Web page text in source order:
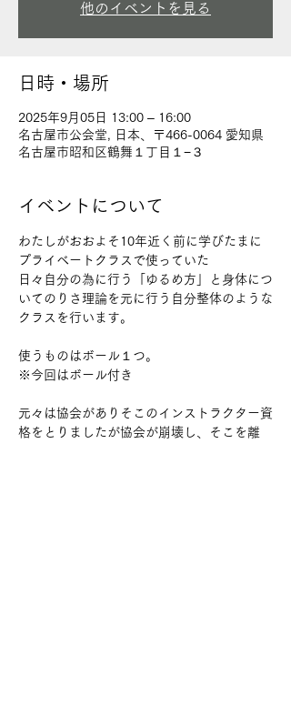
他のイベントを見る
日時・場所
2025年9月05日 13:00 – 16:00
名古屋市公会堂, 日本、〒466-0064 愛知県
名古屋市昭和区鶴舞１丁目１−３
イベントについて
わたしがおおよそ10年近く前に学びたまに
プライベートクラスで使っていた
日々自分の為に行う「ゆるめ方」と身体につ
いてのりさ理論を元に行う自分整体のような
クラスを行います。
使うものはボール１つ。
※今回はボール付き
元々は協会がありそこのインストラクター資
格をとりましたが協会が崩壊し、そこを離